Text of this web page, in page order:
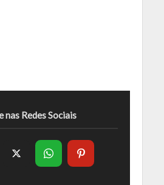
nas Redes Sociais